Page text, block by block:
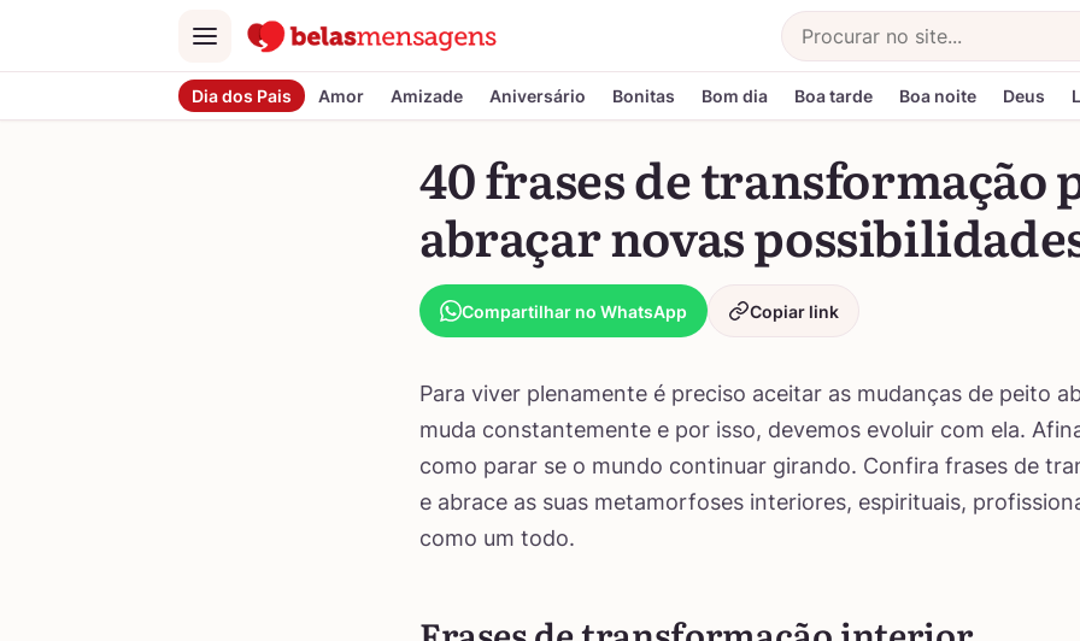
Menu
Buscar
Dia dos Pais Amor Amizade Aniversário Bonitas Bom dia Boa tarde Boa noite Deus
40 frases de transformação
abraçar novas
Compartilhar no WhatsApp Copiar link
Para viver plenamente é preciso aceitar as mudanças de peito
muda constantemente e por isso, devemos evoluir com ela.
como parar se o mundo continuar girando. Confira frases de
e abrace as suas metamorfoses interiores, espirituais,
como um todo.